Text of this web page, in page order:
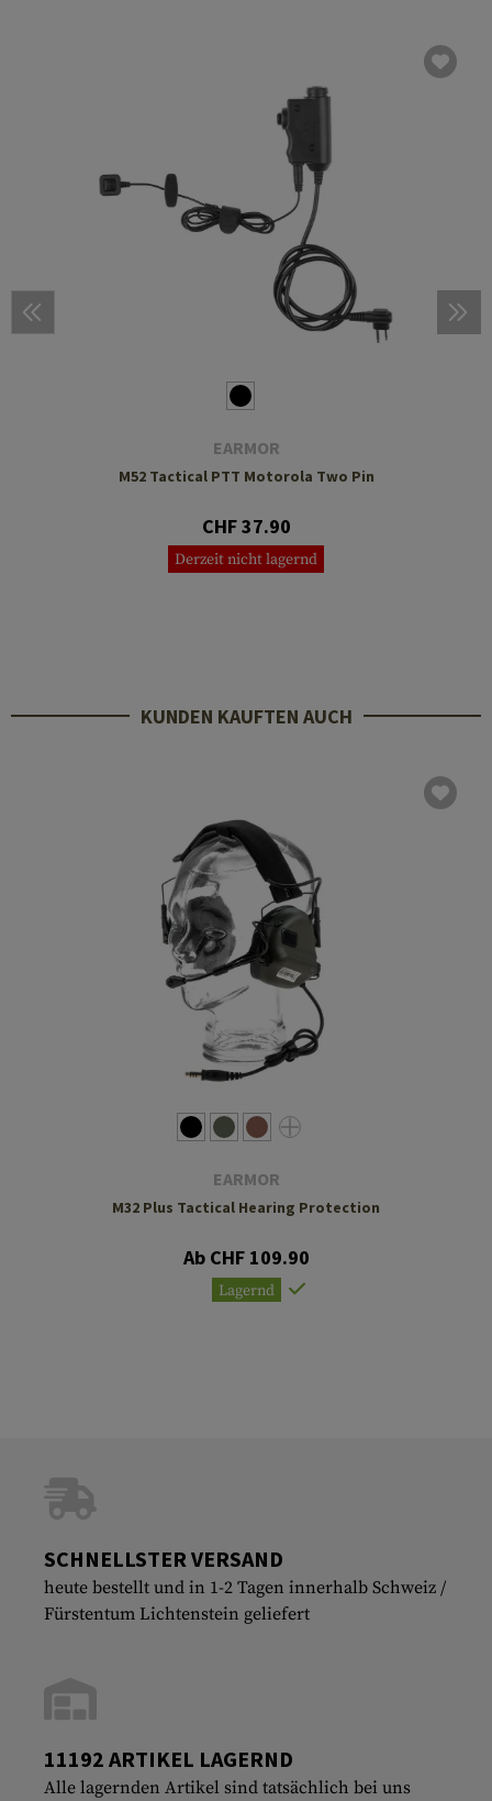
EARMOR
M52 Tactical PTT Motorola Two Pin
CHF 37.90
Derzeit nicht lagernd
KUNDEN KAUFTEN AUCH
EARMOR
M32 Plus Tactical Hearing Protection
Ab CHF 109.90
Lagernd
SCHNELLSTER VERSAND
heute bestellt und in 1-2 Tagen innerhalb Schweiz /
Fürstentum Lichtenstein geliefert
11192 ARTIKEL LAGERND
Alle lagernden Artikel sind tatsächlich bei uns